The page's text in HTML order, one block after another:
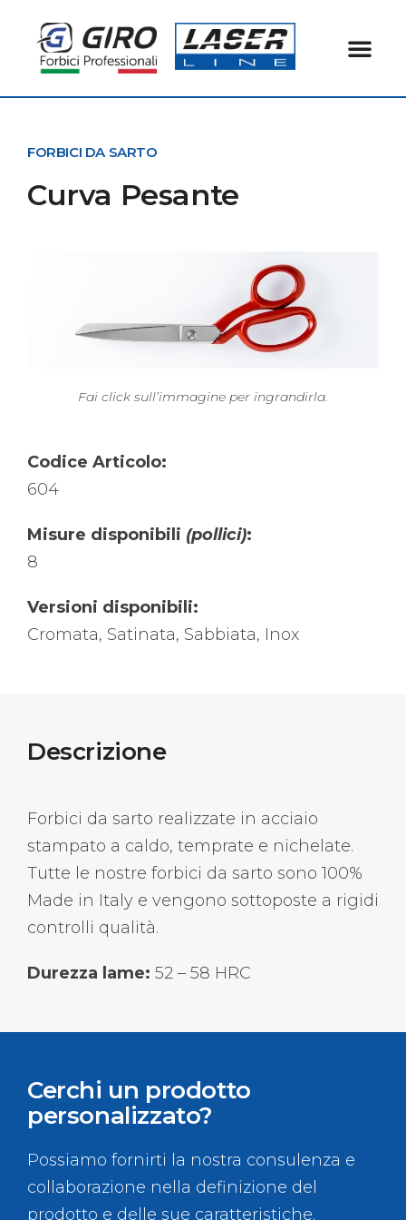
FORBICI DA SARTO
Curva Pesante
Fai click sull’immagine per ingrandirla.
Codice Articolo:
604
Misure disponibili (pollici):
8
Versioni disponibili:
Cromata, Satinata, Sabbiata, Inox
Descrizione
Forbici da sarto realizzate in acciaio
stampato a caldo, temprate e nichelate.
Tutte le nostre forbici da sarto sono 100%
Made in Italy e vengono sottoposte a rigidi
controlli qualità.
Durezza lame: 52 – 58 HRC
Cerchi un prodotto
personalizzato?
Possiamo fornirti la nostra consulenza e
collaborazione nella definizione del
prodotto e delle sue caratteristiche.